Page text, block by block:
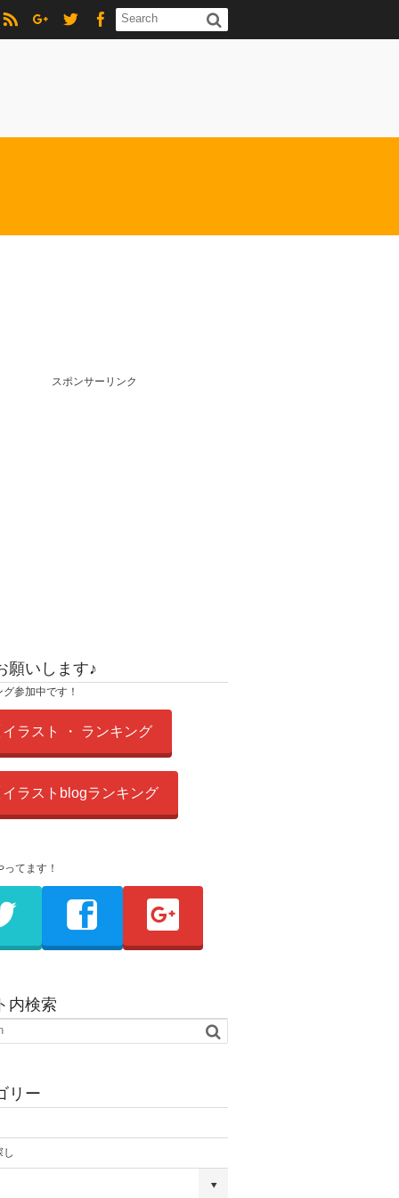
スポンサーリンク
願いします♪
参加中です！
イラスト ・ ランキング
イラストblogランキング
てます！
内検索
リー
し